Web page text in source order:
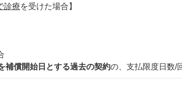
診療を受けた場合】
補償開始日とする過去の契約の、支払限度日数/